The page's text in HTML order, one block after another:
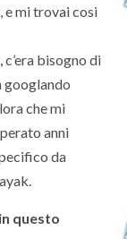
mi trovai cosi
bisogno di
googlando
che mi
anni
da
questo